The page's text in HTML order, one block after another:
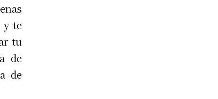
y te
tu
de
de